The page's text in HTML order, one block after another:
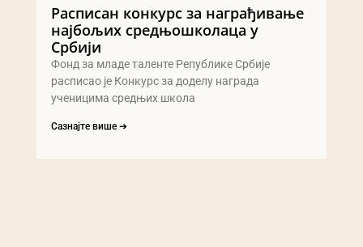
Расписан конкурс за награђивање
најбољих средњошколаца у
Србији
Фонд за младе таленте Републике Србије
расписао је Конкурс за доделу награда
ученицима средњих школа
Сазнајте више ➔